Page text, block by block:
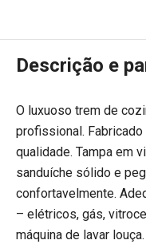
Descrição e
O luxuoso trem de
profissional.
qualidade. Tampa em
sanduíche sólido e
confortavelmente.
– elétricos, gás,
máquina de lavar